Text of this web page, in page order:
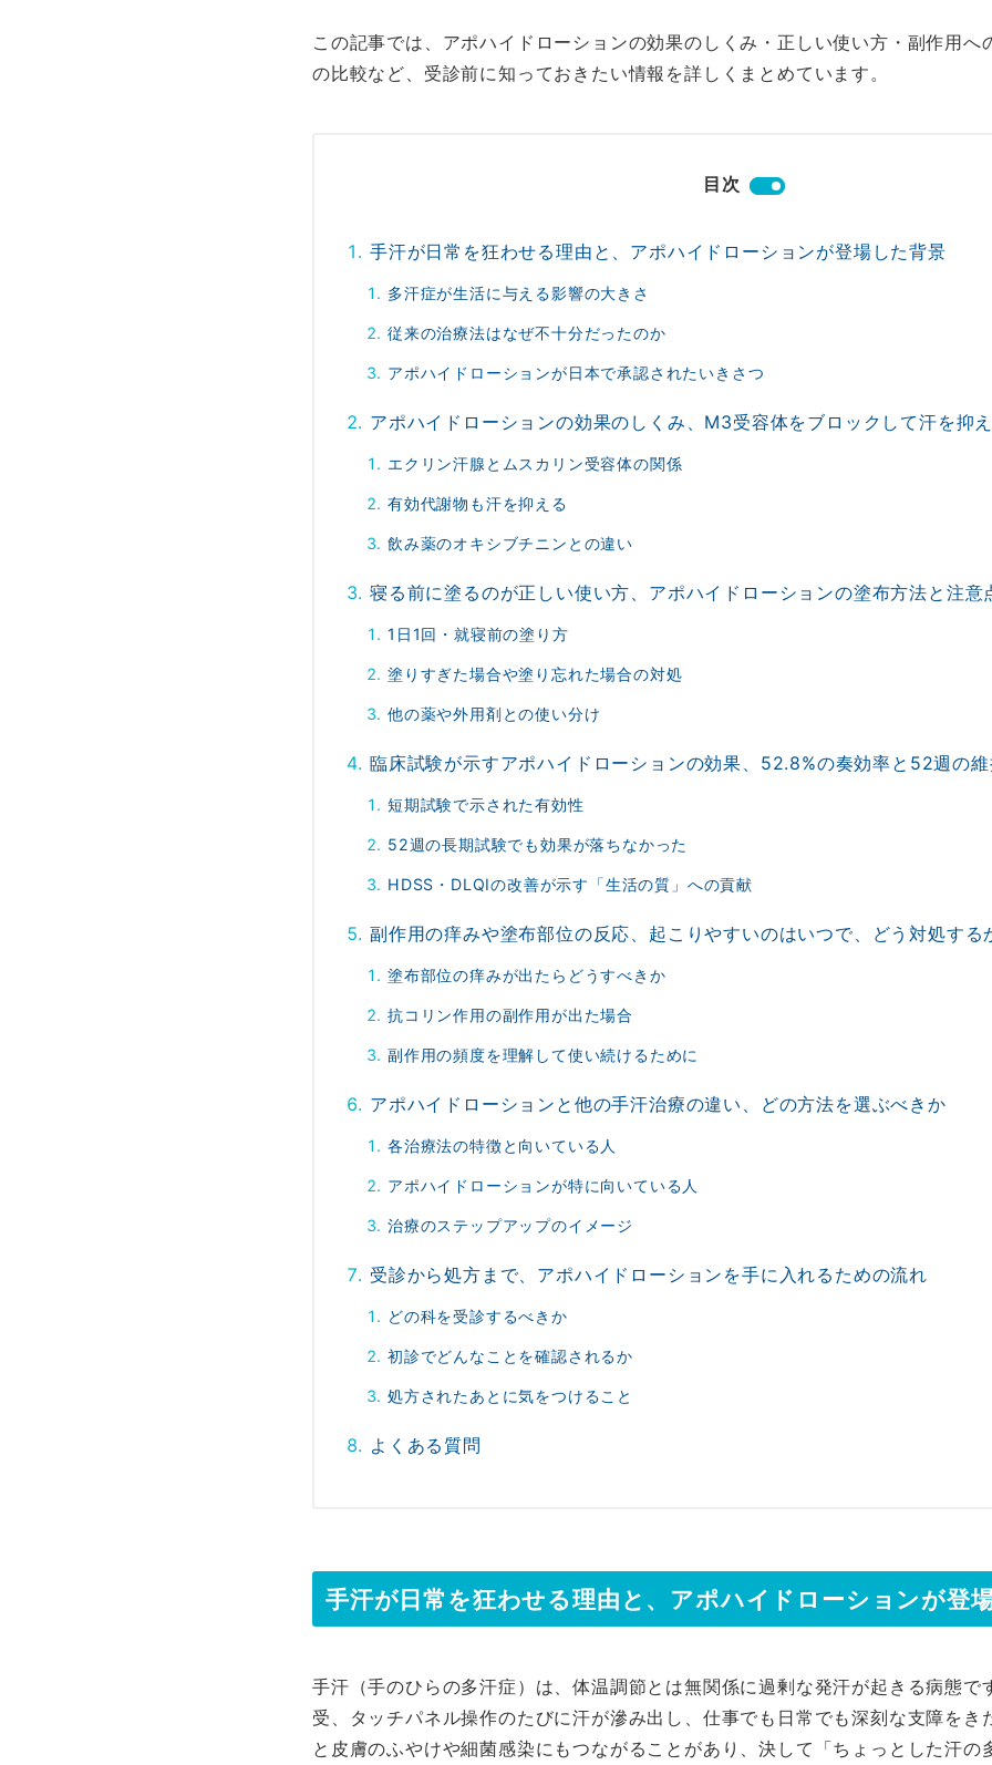
この記事では、アポハイドローションの効果のしくみ・正しい使い方・副作用へ
の比較など、受診前に知っておきたい情報を詳しくまとめています。
目次
手汗が日常を狂わせる理由と、アポハイドローションが登場した背景
多汗症が生活に与える影響の大きさ
従来の治療法はなぜ不十分だったのか
アポハイドローションが日本で承認されたいきさつ
アポハイドローションの効果のしくみ、M3受容体をブロックして汗を抑
エクリン汗腺とムスカリン受容体の関係
有効代謝物も汗を抑える
飲み薬のオキシブチニンとの違い
寝る前に塗るのが正しい使い方、アポハイドローションの塗布方法と注意
1日1回・就寝前の塗り方
塗りすぎた場合や塗り忘れた場合の対処
他の薬や外用剤との使い分け
臨床試験が示すアポハイドローションの効果、52.8%の奏効率と52週の
短期試験で示された有効性
52週の長期試験でも効果が落ちなかった
HDSS・DLQIの改善が示す「生活の質」への貢献
副作用の痒みや塗布部位の反応、起こりやすいのはいつで、どう対処する
塗布部位の痒みが出たらどうすべきか
抗コリン作用の副作用が出た場合
副作用の頻度を理解して使い続けるために
アポハイドローションと他の手汗治療の違い、どの方法を選ぶべきか
各治療法の特徴と向いている人
アポハイドローションが特に向いている人
治療のステップアップのイメージ
受診から処方まで、アポハイドローションを手に入れるための流れ
どの科を受診するべきか
初診でどんなことを確認されるか
処方されたあとに気をつけること
よくある質問
手汗が日常を狂わせる理由と、アポハイドローションが登
手汗（手のひらの多汗症）は、体温調節とは無関係に過剰な発汗が起きる病態で
受、タッチパネル操作のたびに汗が滲み出し、仕事でも日常でも深刻な支障をき
と皮膚のふやけや細菌感染にもつながることがあり、決して「ちょっとした汗の